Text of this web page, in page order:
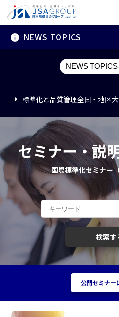
NEWS TOPICS
NEWS
標準化と品質管理全国・地区
標準化と品質管理全国・地区
標準化と品質管理全国・地区
セミナー・説
国際標準化セミナー
検索す
公開セミナー